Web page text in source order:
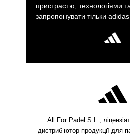
пристрастю, технологіями
запропонувати тільки adidas.
All For Padel S.L.,
дистриб’ютор продукції для